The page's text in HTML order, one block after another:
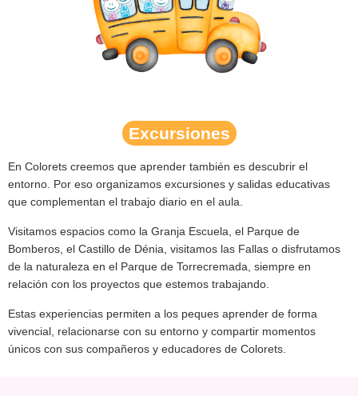
Excursiones
En Colorets creemos que aprender también es descubrir el
entorno . Por eso organizamos excursiones y salidas educativas
que complementan el trabajo diario en el aula.
Visitamos espacios como la Granja Escuela , el Parque de
Bomberos , el Castillo de Dénia , visitamos las Fallas o disfrutamos
de la naturaleza en el Parque de Torrecremada , siempre en
relación con los proyectos que estemos trabajando.
Estas experiencias permiten a los peques aprender de forma
vivencial , relacionarse con su entorno y compartir momentos
únicos con sus compañeros y educadores de Colorets.